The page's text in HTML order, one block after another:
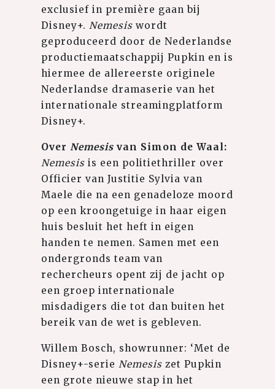
exclusief in première gaan bij
Disney+. Nemesiswordt
geproduceerd door de Nederlandse
productiemaatschappij Pupkin en is
hiermee de allereerste originele
Nederlandse dramaserie van het
internationale streamingplatform
Disney+.
Over Nemesisvan Simon de Waal:
Nemesisis een politiethriller over
Officier van Justitie Sylvia van
Maele die na een genadeloze moord
op een kroongetuige in haar eigen
huis besluit het heft in eigen
handen te nemen. Samen met een
ondergronds team van
rechercheurs opent zij de jacht op
een groep internationale
misdadigers die tot dan buiten het
bereik van de wet is gebleven.
Willem Bosch, showrunner: ‘Met de
Disney+-serie Nemesis zet Pupkin
een grote nieuwe stap in het